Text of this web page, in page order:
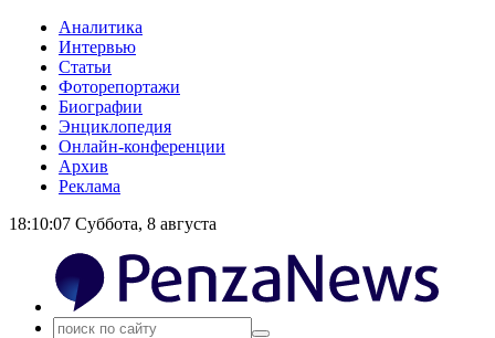
Аналитика
Интервью
Статьи
Фоторепортажи
Биографии
Энциклопедия
Онлайн-конференции
Архив
Реклама
18:10:08 Суббота, 8 августа